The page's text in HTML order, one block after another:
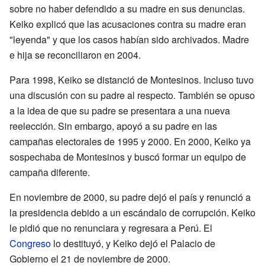
sobre no haber defendido a su madre en sus denuncias.
Keiko explicó que las acusaciones contra su madre eran
"leyenda" y que los casos habían sido archivados. Madre
e hija se reconciliaron en 2004.
Para 1998, Keiko se distanció de Montesinos. Incluso tuvo
una discusión con su padre al respecto. También se opuso
a la idea de que su padre se presentara a una nueva
reelección. Sin embargo, apoyó a su padre en las
campañas electorales de 1995 y 2000. En 2000, Keiko ya
sospechaba de Montesinos y buscó formar un equipo de
campaña diferente.
En noviembre de 2000, su padre dejó el país y renunció a
la presidencia debido a un escándalo de corrupción. Keiko
le pidió que no renunciara y regresara a Perú. El
Congreso lo destituyó, y Keiko dejó el Palacio de
Gobierno el 21 de noviembre de 2000.